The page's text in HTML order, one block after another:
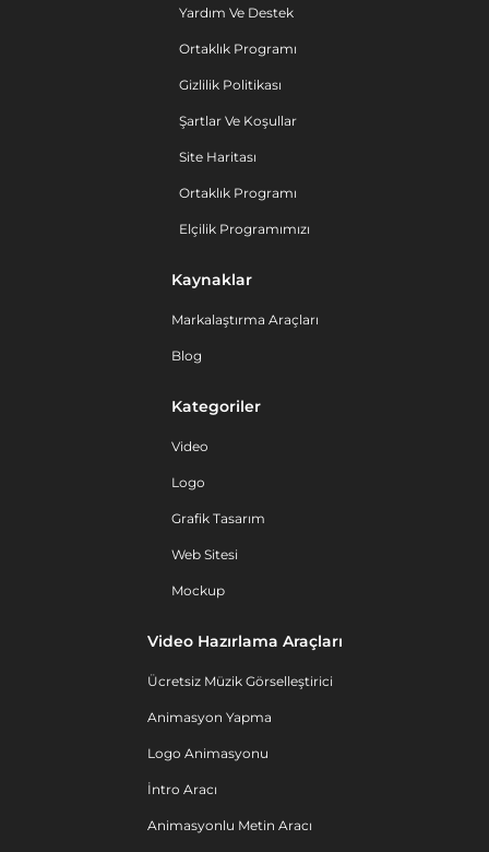
Yardım Ve Destek
Ortaklık Programı
Gizlilik Politikası
Şartlar Ve Koşullar
Site Haritası
Ortaklık Programı
Elçilik Programımızı
Kaynaklar
Markalaştırma Araçları
Blog
Kategoriler
Video
Logo
Grafik Tasarım
Web Sitesi
Mockup
Video Hazırlama Araçları
Ücretsiz Müzik Görselleştirici
Animasyon Yapma
Logo Animasyonu
İntro Aracı
Animasyonlu Metin Aracı